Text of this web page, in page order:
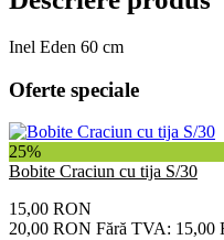
Inel Eden 60 cm
Oferte speciale
25%
Bobite Craciun cu tija S/30
15,00 RON
20,00 RON Fără TVA: 15,00